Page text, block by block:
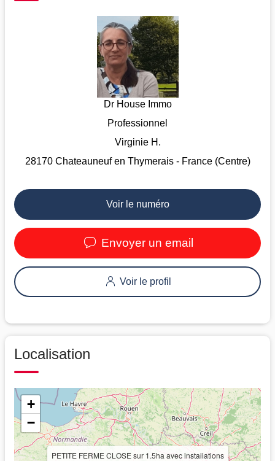
Dr House Immo
Professionnel
Virginie H.
28170 Chateauneuf en Thymerais - France (Centre)
Voir le numéro
Envoyer un email
Voir le profil
Localisation
PETITE FERME CLOSE sur 1.5ha avec installations
+
−